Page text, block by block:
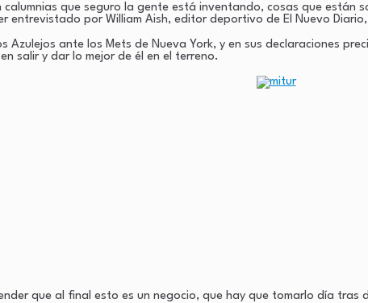
que seguro la gente está inventando, cosas que
entrevistado por William Aish, editor deportivo de El Nuevo
ante los Mets de Nueva York, y en sus declaraciones
salir y dar lo mejor de él en el terreno.
que al final esto es un negocio, que hay que tomarlo día tras